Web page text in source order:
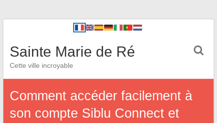
Sainte Marie de Ré
Cette ville incroyable
Comment accéder facilement à
son compte Siblu Connect et